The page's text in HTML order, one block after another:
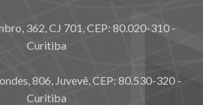
362, CJ 701, CEP: 80.020-310 -
Curitiba
806, Juvevê, CEP: 80.530-320 -
Curitiba